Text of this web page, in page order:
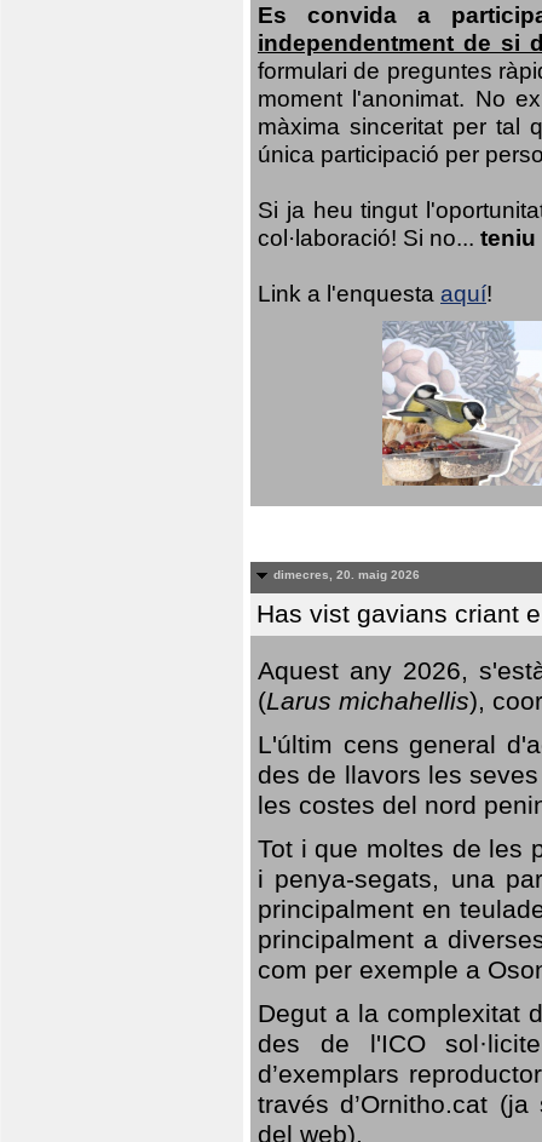
Es convida a
independentment de si
formulari de preguntes
moment l'anonimat. No
màxima sinceritat per tal
única participació per
Si ja heu tingut
col·laboració! Si no... teniu
Link a l'enquesta aquí!
dimecres, 20. maig 2026
Has vist gavians criant
Aquest any 2026,
(Larus michahellis),
L'últim cens general
des de llavors les
les costes del nord
Tot i que moltes de les
i penya-segats, una
principalment en
principalment a
com per exemple a
Degut a la complexitat
des de l'ICO
d’exemplars
través d’Ornitho.cat
del web).